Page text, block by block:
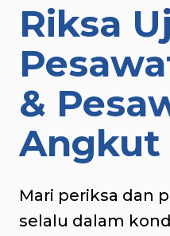
Riksa
&
Angkut
Mari periksa dan
selalu dalam